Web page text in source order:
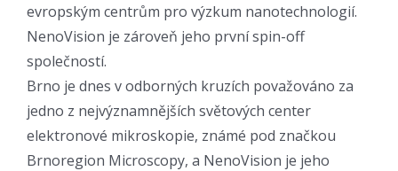
evropským centrům pro výzkum nanotechnologií.
NenoVision je zároveň jeho první spin-off
společností.
Brno je dnes v odborných kruzích považováno za
jedno z nejvýznamnějších světových center
elektronové mikroskopie, známé pod značkou
Brnoregion Microscopy, a NenoVision je jeho